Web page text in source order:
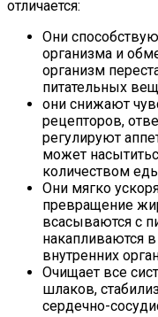
отличается:
Они
организма и
организм
питательных
они снижают
рецепторов,
регулируют
может
количеством
Они мягко
превращение
всасываются с
накапливаются
внутренних
Очищает все
шлаков,
сердечно-